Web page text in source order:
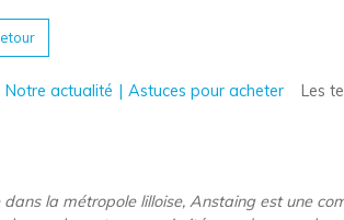
Notre actualité | Astuces pour acheter Les
dans la métropole lilloise, Anstaing est une